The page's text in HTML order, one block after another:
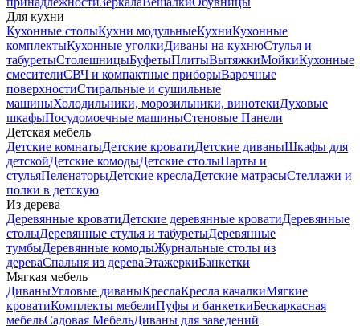
Для кухни
Кухонные столыКухни модульныеКухниКухонные
комплектыКухонные уголкиДиваны на кухнюСтулья и
табуретыСтолешницыБуфетыПлитыВытяжкиМойкиКухонные
смесителиСВЧ и компактные приборыВарочные
поверхностиСтиральные и сушильные
машиныХолодильники, морозильники, винотекиДуховые
шкафыПосудомоечные машиныСтеновые Панели
Детская мебель
Детские комнатыДетские кроватиДетские диваныШкафы для
детскойДетские комодыДетские столыПарты и
стульяПеленаторыДетские креслаДетские матрасыСтеллажи и
полки в детскую
Из дерева
Деревянные кроватиДетские деревянные кроватиДеревянные
столыДеревянные стулья и табуретыДеревянные
тумбыДеревянные комодыЖурнальные столы из
дереваСпальня из дереваЭтажеркиБанкетки
Мягкая мебель
ДиваныУгловые диваныКреслаКресла качалкиМягкие
кроватиКомплекты мебелиПуфы и банкеткиБескаркасная
мебельСадовая МебельДиваны для заведений